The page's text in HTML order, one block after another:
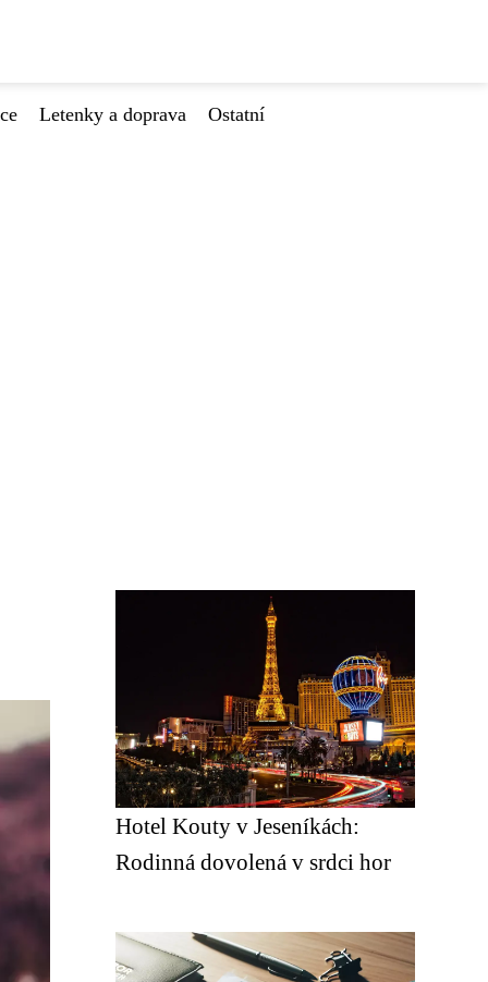
Letenky a doprava
Ostatní
Hotel Kouty v Jeseníkách:
Rodinná dovolená v srdci hor